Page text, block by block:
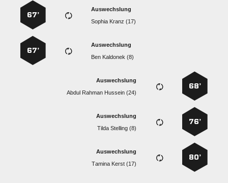
Auswechslung
  
67’
Auswechslung
  
67’
68’
Auswechslung
   
76’
Auswechslung
  
80’
Auswechslung
  